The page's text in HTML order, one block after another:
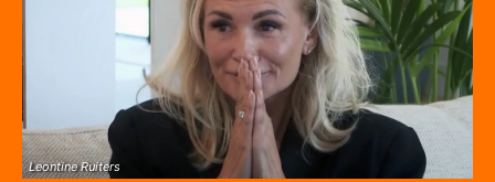
Leontine Ruiters